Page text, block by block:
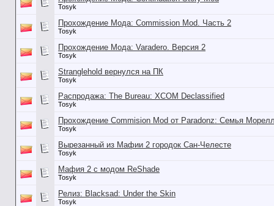
Tosyk
Прохождение Мода: Commission Mod. Часть 2
Tosyk
Прохождение Мода: Varadero. Версия 2
Tosyk
Stranglehold вернулся на ПК
Tosyk
Распродажа: The Bureau: XCOM Declassified
Tosyk
Прохождение Commision Mod от Paradonz: Семья
Tosyk
Вырезанный из Мафии 2 городок Сан-Челесте
Tosyk
Мафия 2 с модом ReShade
Tosyk
Релиз: Blacksad: Under the Skin
Tosyk